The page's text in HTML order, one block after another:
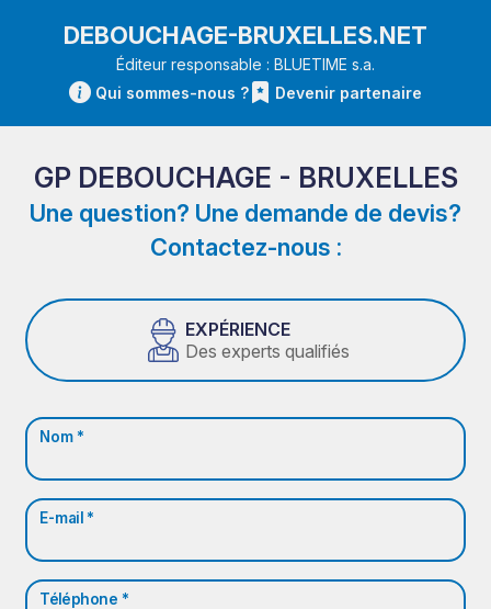
DEBOUCHAGE-BRUXELLES.NET
Éditeur responsable : BLUETIME s.a.
Qui sommes-nous ?
Devenir partenaire
GP DEBOUCHAGE - BRUXELLES
Une question? Une demande de devis?
Contactez-nous :
EXPÉRIENCE
Des experts qualifiés
Nom *
E-mail *
Téléphone *